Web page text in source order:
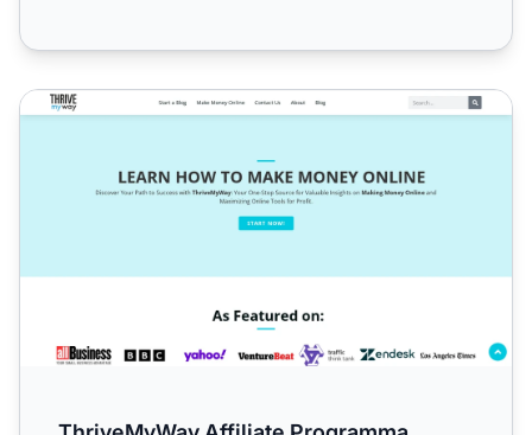
ThriveMyWay Affiliate Programma